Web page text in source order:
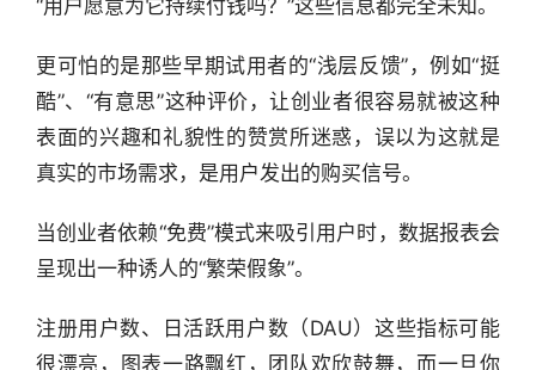
“用户愿意为它持续付钱吗？”这些信息都完全未知。
更可怕的是那些早期试用者的“浅层反馈”，例如“挺
酷”、“有意思”这种评价，让创业者很容易就被这种
表面的兴趣和礼貌性的赞赏所迷惑，误以为这就是
真实的市场需求，是用户发出的购买信号。
当创业者依赖“免费”模式来吸引用户时，数据报表会
呈现出一种诱人的“繁荣假象”。
注册用户数、日活跃用户数（DAU）这些指标可能
很漂亮，图表一路飘红，团队欢欣鼓舞，而一旦你